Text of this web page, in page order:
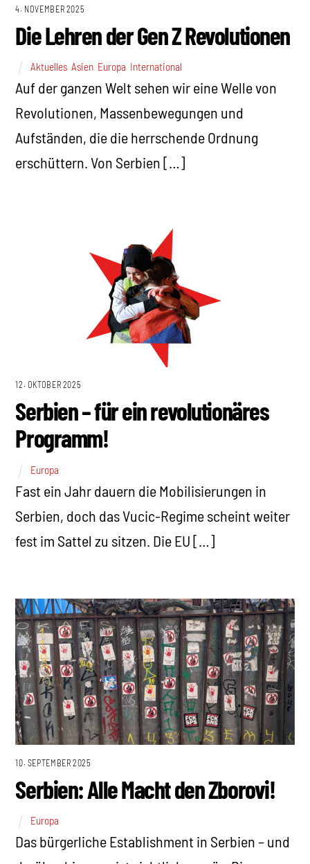
4. NOVEMBER 2025
Die Lehren der Gen Z Revolutionen
Aktuelles ,Asien Europa International
Auf der ganzen Welt sehen wir eine Welle von
Revolutionen, Massenbewegungen und
Aufständen, die die herrschende Ordnung
erschüttern. Von Serbien […]
12. OKTOBER 2025
Serbien – für ein revolutionäres
Programm!
Europa
Fast ein Jahr dauern die Mobilisierungen in
Serbien, doch das Vucic-Regime scheint weiter
fest im Sattel zu sitzen. Die EU […]
10. SEPTEMBER 2025
Serbien: Alle Macht den Zborovi!
Europa
Das bürgerliche Establishment in Serbien – und